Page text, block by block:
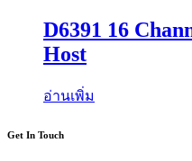
D6391 16
Host
อ่านเพิ่ม
Get In Touch